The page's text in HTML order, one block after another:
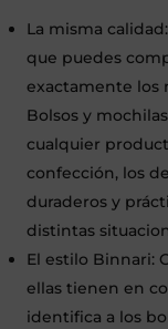
La misma
que puedes
exactamente los
Bolsos y
cualquier
confección, los
duraderos y
distintas
El estilo Binnari:
ellas tienen en
identifica a los